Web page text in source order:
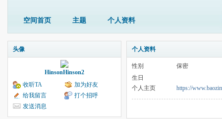
空间首页 主题 个人资料
头像
HinsonHinson2
收听TA
加为好友
给我留言
打个招呼
发送消息
个人资料
性别
保密
生日
个人主页
https://